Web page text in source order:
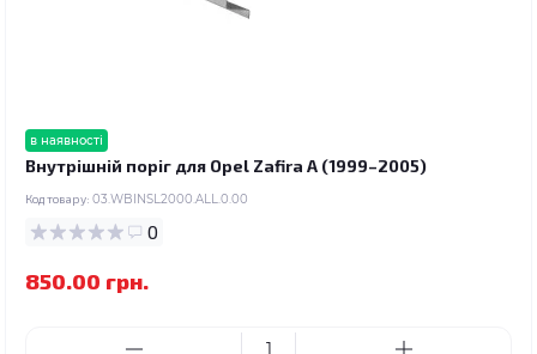
в наявності
Внутрішній поріг для Opel Zafira A (1999–2005)
Код товару: 03.WBINSL2000.ALL.0.00
0
850.00 грн.